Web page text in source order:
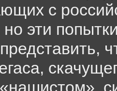
с
но эти